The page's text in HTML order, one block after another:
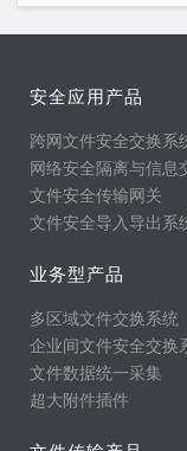
安全应用产品
跨网文件安全交换系
网络安全隔离与信息
文件安全传输网关
文件安全导入导出系
业务型产品
多区域文件交换系统
企业间文件安全交换
文件数据统一采集
超大附件插件